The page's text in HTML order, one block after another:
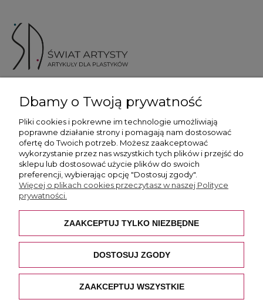
Więcej informacji
Płatność i dostawa
Pomoc
O nas
Dbamy o Twoją prywatność
Pliki cookies i pokrewne im technologie umożliwiają
poprawne działanie strony i pomagają nam dostosować
ofertę do Twoich potrzeb. Możesz zaakceptować
wykorzystanie przez nas wszystkich tych plików i przejść do
sklepu lub dostosować użycie plików do swoich
preferencji, wybierając opcję "Dostosuj zgody".
Więcej o plikach cookies przeczytasz w naszej Polityce
prywatności.
ZAAKCEPTUJ TYLKO NIEZBĘDNE
DOSTOSUJ ZGODY
ZAAKCEPTUJ WSZYSTKIE